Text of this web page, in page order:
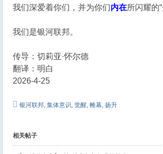
我们深爱着你们，并为你们内在所闪耀的
我们是银河联邦。
传导：切莉亚·怀尔德
翻译：明白
2026-4-25
银河联邦,集体意识,觉醒,帷幕,扬升
相关帖子